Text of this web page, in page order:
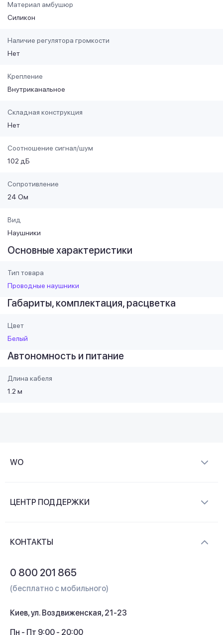
Материал амбушюр
Силикон
Наличие регулятора громкости
Нет
Крепление
Внутриканальное
Складная конструкция
Нет
Соотношение сигнал/шум
102 дБ
Сопротивление
24 Ом
Вид
Наушники
Основные характеристики
Тип товара
Проводные наушники
Габариты, комплектация, расцветка
Цвет
Белый
Автономность и питание
Длина кабеля
1.2 м
WO
Контакты
ЦЕНТР ПОДДЕРЖКИ
Кэшбек
КОНТАКТЫ
0 800 201 865
(бесплатно с мобильного)
Киев, ул. Воздвиженская, 21-23
Пн - Пт 9:00 - 20:00